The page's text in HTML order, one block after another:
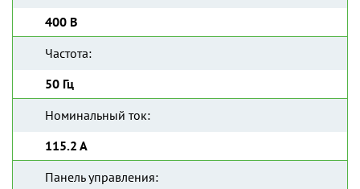
400 В
Частота:
50 Гц
Номинальный ток:
115.2 А
Панель управления: